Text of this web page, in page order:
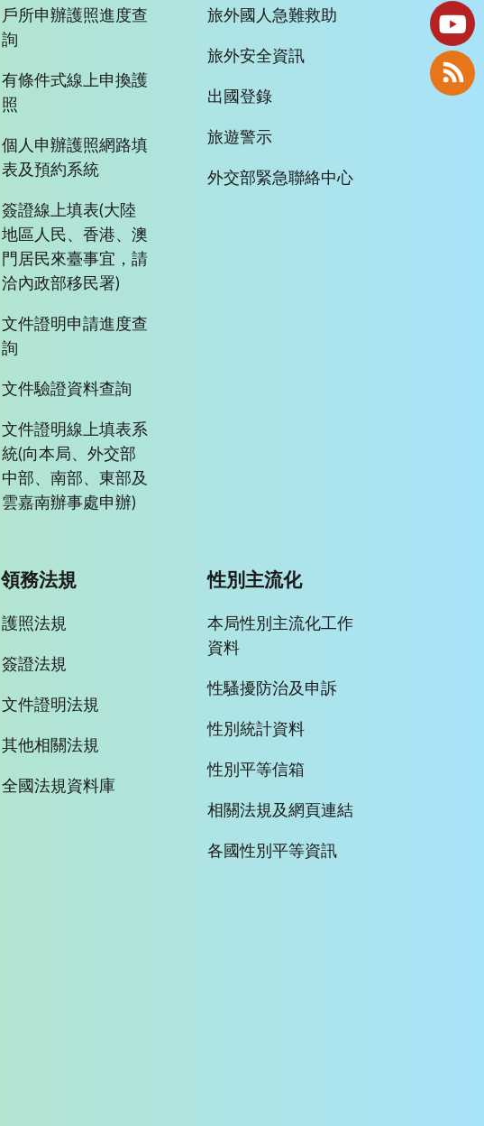
戶所申辦護照進度查
詢
有條件式線上申換護
照
個人申辦護照網路填
表及預約系統
簽證線上填表(大陸
地區人民、香港、澳
門居民來臺事宜，請
洽內政部移民署)
文件證明申請進度查
詢
文件驗證資料查詢
文件證明線上填表系
統(向本局、外交部
中部、南部、東部及
雲嘉南辦事處申辦)
旅外國人急難救助
旅外安全資訊
出國登錄
旅遊警示
外交部緊急聯絡中心
領務法規
護照法規
簽證法規
文件證明法規
其他相關法規
全國法規資料庫
性別主流化
本局性別主流化工作
資料
性騷擾防治及申訴
性別統計資料
性別平等信箱
相關法規及網頁連結
各國性別平等資訊